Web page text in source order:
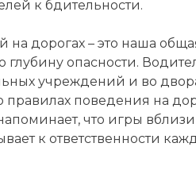
к бдительности.
на дорогах – это наша
глубину опасности.
учреждений и во
правилах поведения на
что игры
к ответственности